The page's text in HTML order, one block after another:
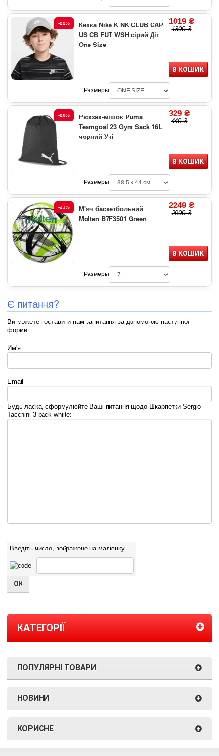
-22%
Кепка Nike K NK CLUB CAP
US CB FUT WSH сірий Діт
One Size
1019 ₴
1300 ₴
В КОШИК
Размеры
-26%
Рюкзак-мішок Puma
Teamgoal 23 Gym Sack 16L
чорний Уні
329 ₴
440 ₴
В КОШИК
Размеры
-23%
М'яч баскетбольний
Molten B7F3501 Green
2249 ₴
2900 ₴
В КОШИК
Размеры
Є питання?
Ви можете поставити нам запитання за допомогою наступної
форми.
Им'я:
Email
Будь ласка, сформулюйте Ваші питання щодо Шкарпетки Sergio
Tacchini 3-pack whiite:
Введіть число, зображене на малюнку
КАТЕГОРІЇ
ПОПУЛЯРНІ ТОВАРИ
НОВИНИ
КОРИСНЕ